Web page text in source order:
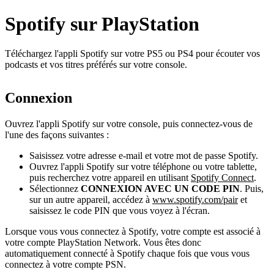
Spotify sur PlayStation
Téléchargez l'appli Spotify sur votre PS5 ou PS4 pour écouter vos
podcasts et vos titres préférés sur votre console.
Connexion
Ouvrez l'appli Spotify sur votre console, puis connectez-vous de
l'une des façons suivantes :
Saisissez votre adresse e-mail et votre mot de passe Spotify.
Ouvrez l'appli Spotify sur votre téléphone ou votre tablette,
puis recherchez votre appareil en utilisant Spotify Connect.
Sélectionnez CONNEXION AVEC UN CODE PIN. Puis,
sur un autre appareil, accédez à www.spotify.com/pairet
saisissez le code PIN que vous voyez à l'écran.
Lorsque vous vous connectez à Spotify, votre compte est associé à
votre compte PlayStation Network. Vous êtes donc
automatiquement connecté à Spotify chaque fois que vous vous
connectez à votre compte PSN.